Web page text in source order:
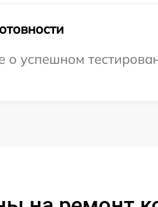
успешном